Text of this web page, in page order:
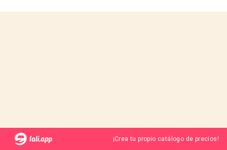
¡Crea tu propio catálogo de precios!